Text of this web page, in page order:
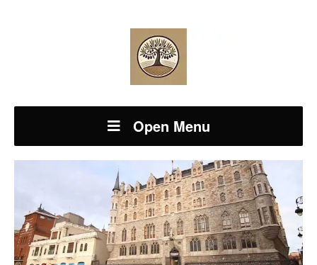
Open Menu